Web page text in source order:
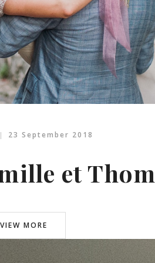
23 September 2018
et
VIEW MORE